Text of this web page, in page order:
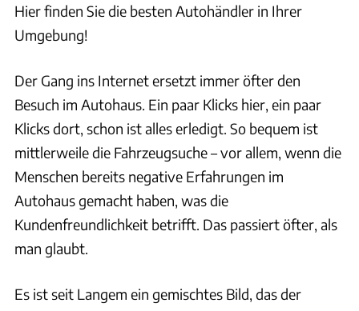
Hier finden Sie die besten Autohändler in Ihrer
Umgebung!
Der Gang ins Internet ersetzt immer öfter den
Besuch im Autohaus. Ein paar Klicks hier, ein paar
Klicks dort, schon ist alles erledigt. So bequem ist
mittlerweile die Fahrzeugsuche – vor allem, wenn die
Menschen bereits negative Erfahrungen im
Autohaus gemacht haben, was die
Kundenfreundlichkeit betrifft. Das passiert öfter, als
man glaubt.
Es ist seit Langem ein gemischtes Bild, das der